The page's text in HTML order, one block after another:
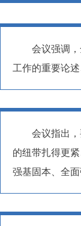
会议强调
工作的重要论
会议指出
的纽带扎得更
强基固本、全